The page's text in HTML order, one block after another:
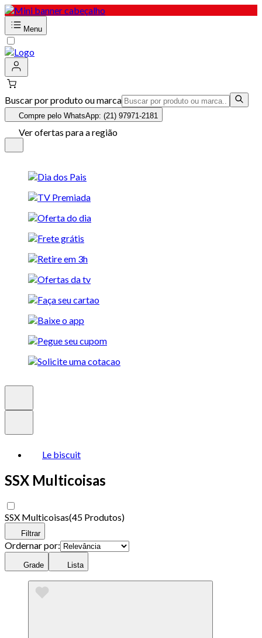
Menu
Buscar por produto ou marca
Compre pelo WhatsApp: (21) 97971-2181
Ver ofertas para a região
Le biscuit
SSX Multicoisas
SSX Multicoisas(45 Produtos)
Filtrar
Ordernar por:
Grade Lista